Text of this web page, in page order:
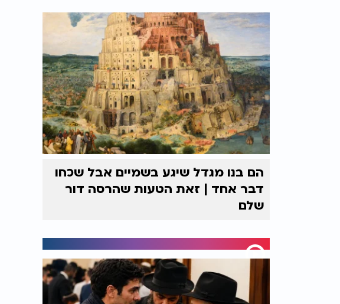
הם בנו מגדל שיגע בשמיים אבל שכחו
דבר אחד | זאת הטעות שהרסה דור
שלם